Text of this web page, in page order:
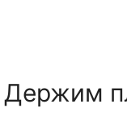
Держим